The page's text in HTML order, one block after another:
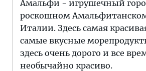
Амальфи - игрушечный
роскошном
Италии. Здесь самая
самые вкусные
здесь очень дорого и все
необычайно красиво.